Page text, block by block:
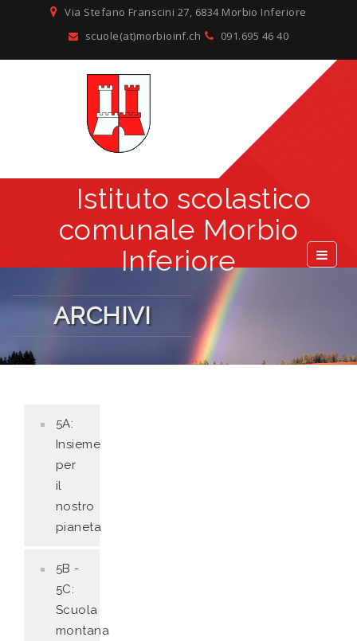
Via Stefano Franscini 27, 6834 Morbio Inferiore
scuole(at)morbioinf.ch
091.695 46 40
Istituto scolastico
comunale Morbio
Inferiore
ARCHIVI
5A:
Insieme
per
il
nostro
pianeta
5B -
5C:
Scuola
montana